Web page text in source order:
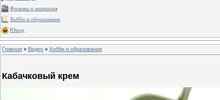
Фильмы и анимация
Хобби и образование
Юмор
Главная » Видео » Хобби и образование
Кабачковый крем